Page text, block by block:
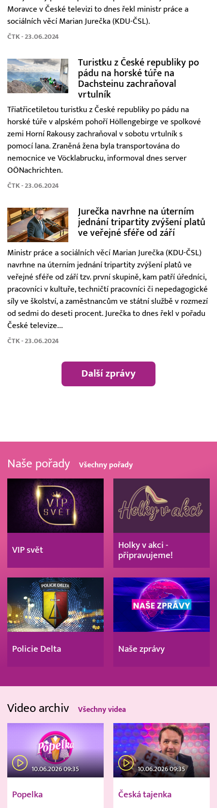
Moravce v České televizi to dnes řekl ministr práce a
sociálních věcí Marian Jurečka (KDU-ČSL).
ČTK - 23.06.2024
Turistku z České republiky po
pádu na horské túře na
Dachsteinu zachraňoval
vrtulník
Třiatřicetiletou turistku z České republiky po pádu na
horské túře v alpském pohoří Höllengebirge ve spolkové
zemi Horní Rakousy zachraňoval v sobotu vrtulník s
pomocí lana. Zraněná žena byla transportována do
nemocnice ve Vöcklabrucku, informoval dnes server
OÖNachrichten.
ČTK - 23.06.2024
Jurečka navrhne na úterním
jednání tripartity zvýšení platů
ve veřejné sféře od září
Ministr práce a sociálních věcí Marian Jurečka (KDU-ČSL)
navrhne na úterním jednání tripartity zvýšení platů ve
veřejné sféře od září tzv. první skupině, kam patří úředníci,
pracovníci v kultuře, techničtí pracovníci či nepedagogické
síly ve školství, a zaměstnancům ve státní službě v rozmezí
od sedmi do deseti procent. Jurečka to dnes řekl v pořadu
České televize...
ČTK - 23.06.2024
Další zprávy
Naše pořady Všechny pořady
VIP svět
Holky v akci -
připravujeme!
Policie Delta Naše zprávy
Video archiv Všechny videa
10.06.2026 09:35
Popelka
10.06.2026 09:35
Česká tajenka